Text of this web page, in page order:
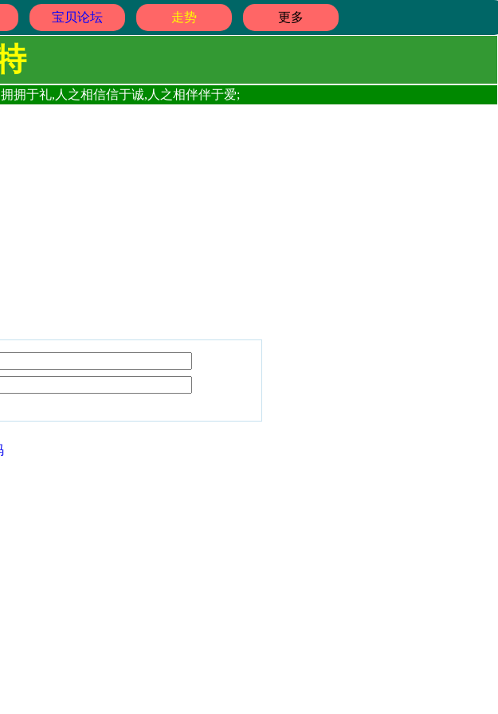
宝贝论坛 走势 更多
拥于礼,人之相信信于诚,人之相伴伴于爱;